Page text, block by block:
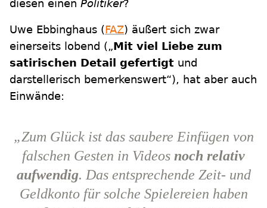
diesen einen Politiker?
Uwe Ebbinghaus (FAZ) äußert sich zwar
einerseits lobend („Mit viel Liebe zum
satirischen Detail gefertigt und
darstellerisch bemerkenswert“), hat aber auch
Einwände:
„Zum Glück ist das saubere Einfügen von
falschen Gesten in Videos noch relativ
aufwendig. Das entsprechende Zeit- und
Geldkonto für solche Spielereien haben